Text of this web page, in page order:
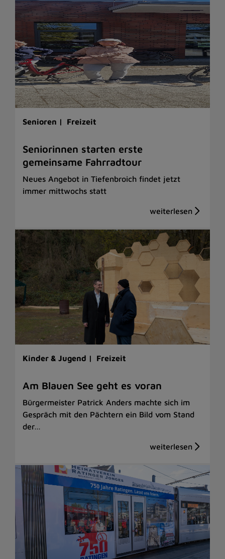
Senioren | Freizeit
Seniorinnen starten erste
gemeinsame Fahrradtour
Neues Angebot in Tiefenbroich findet jetzt
immer mittwochs statt
Kinder & Jugend | Freizeit
Am Blauen See geht es voran
Bürgermeister Patrick Anders machte sich im
Gespräch mit den Pächtern ein Bild vom Stand
der…